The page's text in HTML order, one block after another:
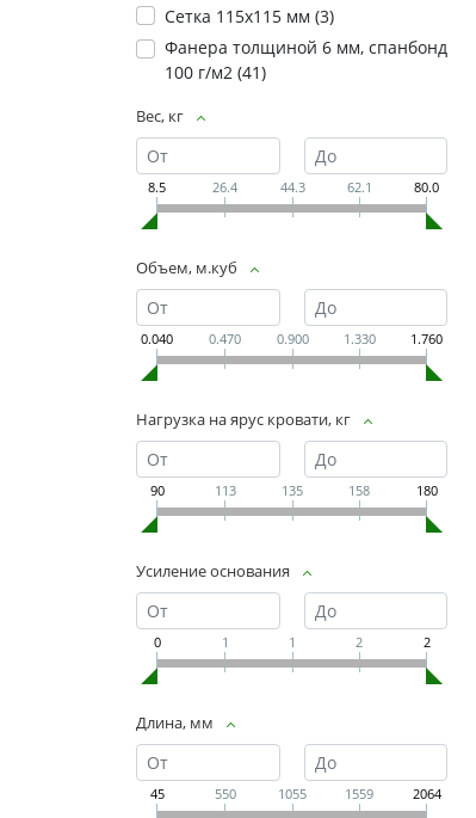
Сетка 115х115 мм (3)
Фанера толщиной 6 мм, спанбонд
100 г/м2 (41)
Вес, кг
8.5 26.4 44.3 62.1 80.0
Объем, м.куб
0.040 0.470 0.900 1.330 1.760
Нагрузка на ярус кровати, кг
90 113 135 158 180
Усиление основания
0 1 1 2 2
Длина, мм
45 550 1055 1559 2064